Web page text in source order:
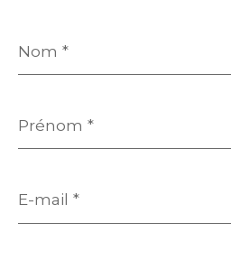
*
*
mail
*